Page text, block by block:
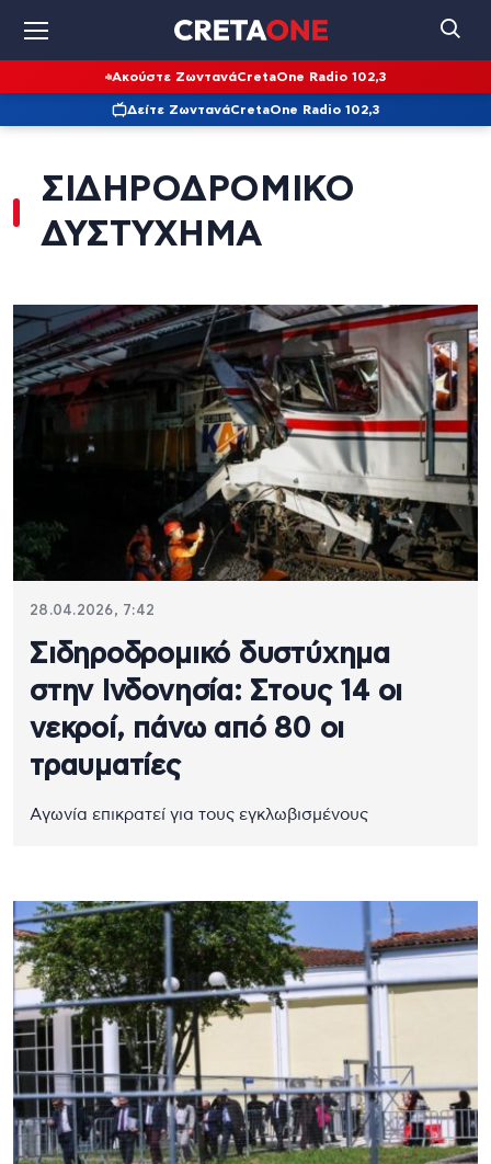
Ακούστε ΖωντανάCretaOne Radio 102,3
Δείτε ΖωντανάCretaOne Radio 102,3
ΣΙΔΗΡΟΔΡΟΜΙΚΟ
ΔΥΣΤΥΧΗΜΑ
28.04.2026, 7:42
Σιδηροδρομικό δυστύχημα
στην Ινδονησία: Στους 14 οι
νεκροί, πάνω από 80 οι
τραυματίες
Aγωνία επικρατεί για τους εγκλωβισμένους